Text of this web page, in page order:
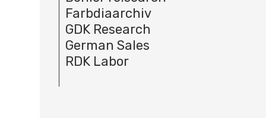
Farbdiaarchiv
GDK Research
German Sales
RDK Labor